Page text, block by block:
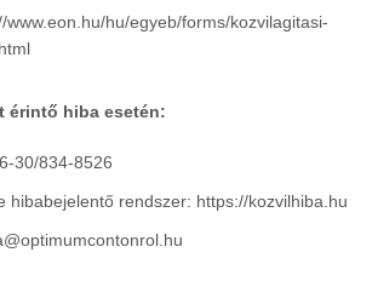
www.eon.hu/hu/egyeb/forms/kozvilagitasi-
érintő hiba esetén:
30/834-8526
hibabejelentő rendszer: https://kozvilhiba.hu